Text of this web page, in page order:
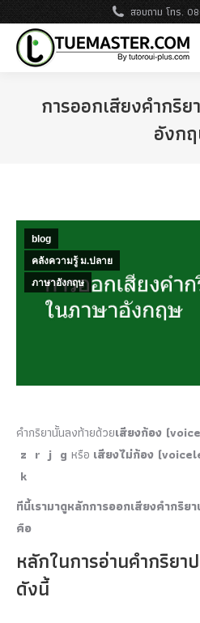
สอบถาม โทร.
การออกเสียงคำกริ
อังก
blog
คลังความรู้ ม.ปลาย
ภาษาอังกฤษ
คำกริยานั้นลงท้ายด้วยเสียงก้อง
z r j g หรือ เสียงไม่ก้อง
k
ทีนี้เรามาดูหลักการออกเสียงคำกริ
คือ
หลักในการอ่านคำกริย
ดังนี้